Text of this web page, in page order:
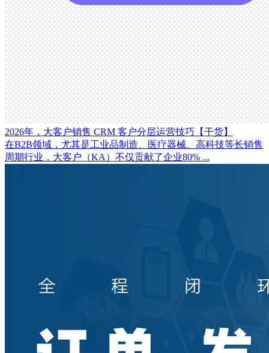
2026年，大客户销售 CRM 客户分层运营技巧【干货】
在B2B领域，尤其是工业品制造、医疗器械、高科技等长销售
周期行业，大客户（KA）不仅贡献了企业80% ...